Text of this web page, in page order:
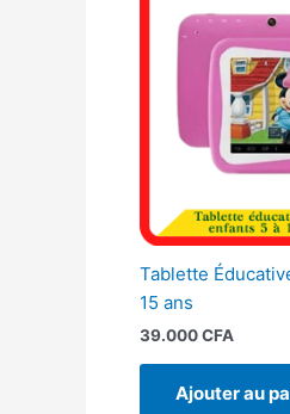
Tablette
15 ans
39.000CFA
Ajouter au